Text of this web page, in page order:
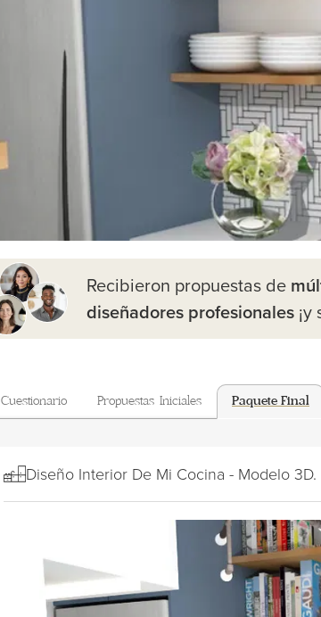
Recibieron propuestas de
diseñadores profesionales
Cuestionario Propuestas Iniciales Paquete Final
Diseño Interior De Mi Cocina - Modelo 3D.